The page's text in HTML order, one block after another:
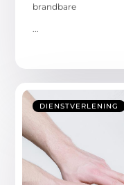
brandbare
...
DIENSTVERLENING